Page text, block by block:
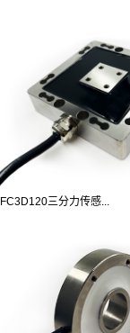
FC3D120三分力传感...